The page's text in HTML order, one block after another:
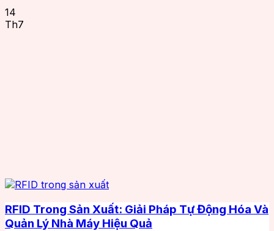
14
Th7
RFID Trong Sản Xuất: Giải Pháp Tự Động Hóa Và
Quản Lý Nhà Máy Hiệu Quả